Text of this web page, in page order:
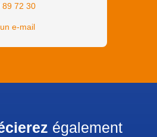
89 72 30
e-mail
également